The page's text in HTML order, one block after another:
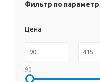
Фильтр по
Цена
90